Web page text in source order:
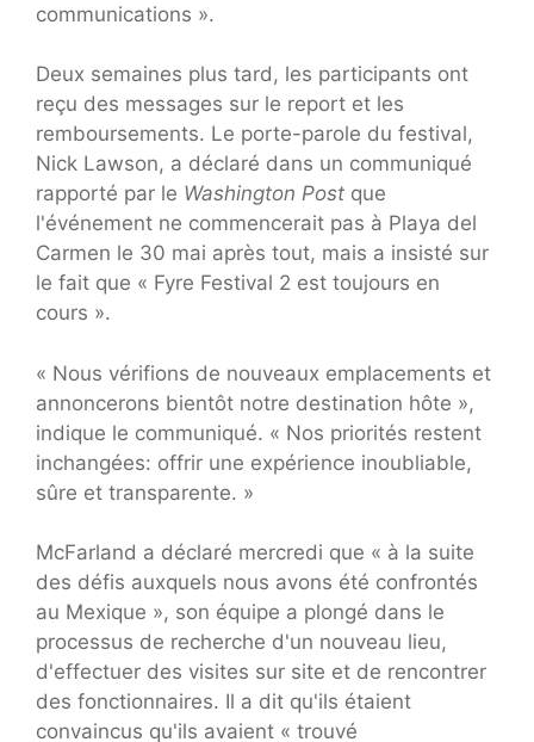
communications ».
Deux semaines plus tard, les participants ont
reçu des messages sur le report et les
remboursements. Le porte-parole du festival,
Nick Lawson, a déclaré dans un communiqué
rapporté par le Washington Post que
l'événement ne commencerait pas à Playa del
Carmen le 30 mai après tout, mais a insisté sur
le fait que « Fyre Festival 2 est toujours en
cours ».
« Nous vérifions de nouveaux emplacements et
annoncerons bientôt notre destination hôte »,
indique le communiqué. « Nos priorités restent
inchangées: offrir une expérience inoubliable,
sûre et transparente. »
McFarland a déclaré mercredi que « à la suite
des défis auxquels nous avons été confrontés
au Mexique », son équipe a plongé dans le
processus de recherche d'un nouveau lieu,
d'effectuer des visites sur site et de rencontrer
des fonctionnaires. Il a dit qu'ils étaient
convaincus qu'ils avaient « trouvé